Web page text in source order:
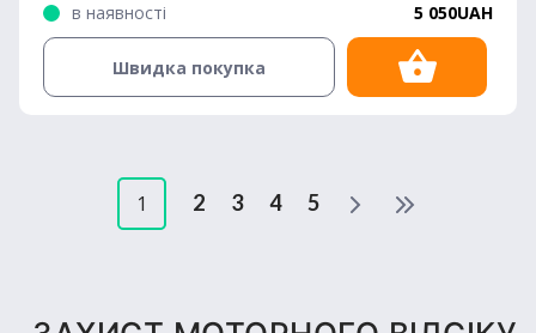
в наявності
5 050UAH
Швидка покупка
1 2 3 4 5